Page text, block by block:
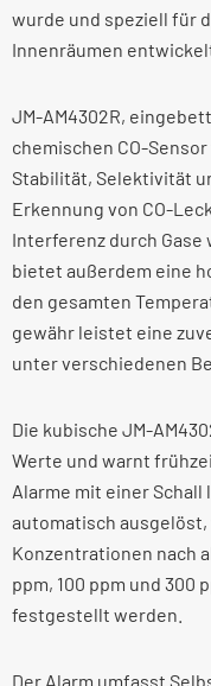
wurde und speziell für
Innenräumen
JM-AM4302R,
chemischen CO-
Stabilität, Selektivität
Erkennung von CO-
Interferenz durch Gase
bietet außerdem eine
den gesamten
gewähr leistet eine
unter verschiedenen
Die kubische JM-
Werte und warnt
Alarme mit einer Schall
automatisch
Konzentrationen nach
ppm, 100 ppm und 300
festgestellt werden.
Der Alarm umfasst